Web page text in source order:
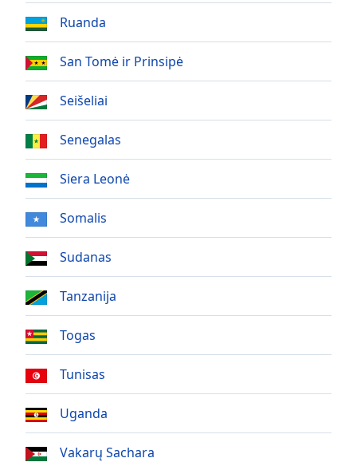
Family
Done
Dialog
dialog
Ruanda
San Tomė ir Prinsipė
Seišeliai
Senegalas
Siera Leonė
Somalis
Sudanas
Tanzanija
Togas
Tunisas
Uganda
Vakarų Sachara